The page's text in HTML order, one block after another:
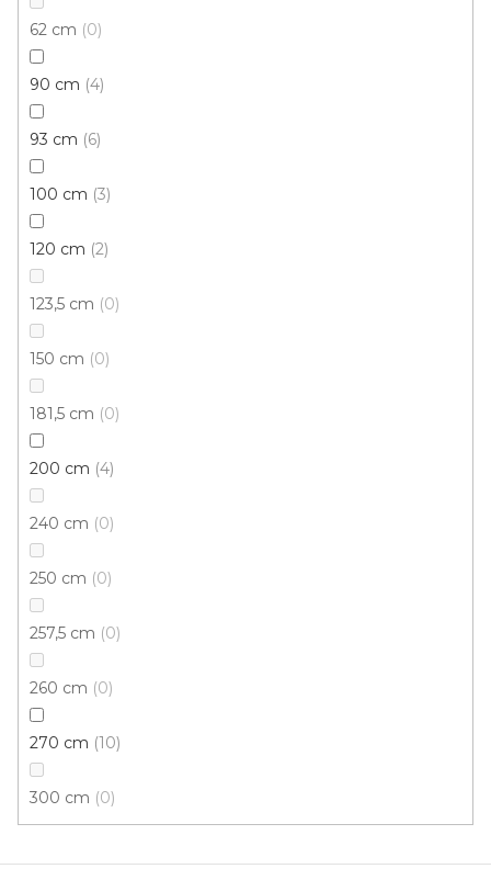
62 cm 0
90 cm 4
93 cm 6
100 cm 3
120 cm 2
123,5 cm 0
150 cm 0
181,5 cm 0
200 cm 4
240 cm 0
250 cm 0
257,5 cm 0
260 cm 0
270 cm 10
300 cm 0
A 64 PŘECHODOVÉ LIŠTY - UNIVERZÁLNÍ, šíře 40
mm
od 290 Kč
Buk